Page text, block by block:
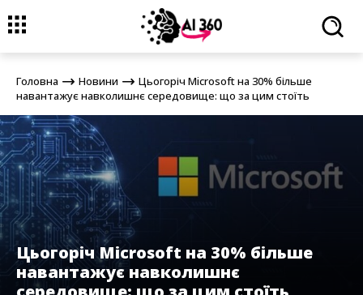
Головна
Цьогоріч Microsoft на 30% більше навантажує
навколишнє середовище: що за цим стоїть
Головна Новини
Цьогоріч Microsoft на 30% більше
навантажує навколишнє середовище: що за цим стоїть
Цьогоріч Microsoft на 30% більше
навантажує навколишнє